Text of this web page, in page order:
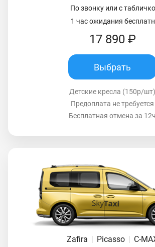
По звонку или с
1 час ожидания
17 890 ₽
Выбрать
Детские кресла (150р/шт)
Предоплата не требуется
Бесплатная отмена за 12ч
Zafira | Picasso | C-